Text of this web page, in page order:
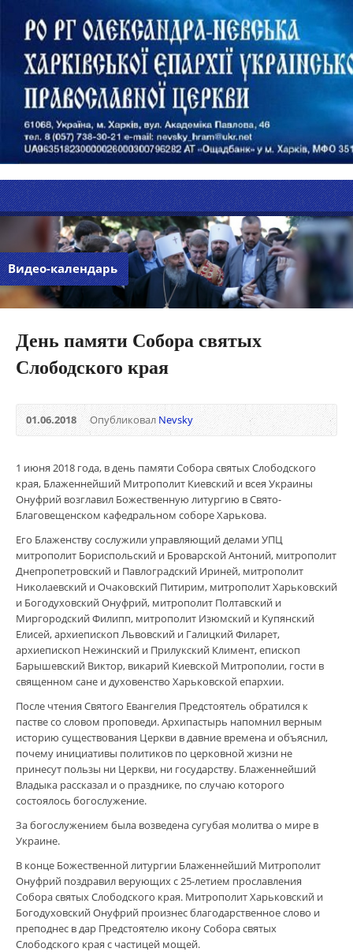
Видео-календарь
День памяти Собора святых
Слободского края
01.06.2018 ОпубликовалNevsky
1 июня 2018 года, в день памяти Собора святых Слободского
края, Блаженнейший Митрополит Киевский и всея Украины
Онуфрий возглавил Божественную литургию в Свято-
Благовещенском кафедральном соборе Харькова.
Его Блаженству сослужили управляющий делами УПЦ
митрополит Бориспольский и Броварской Антоний, митрополит
Днепропетровский и Павлоградский Ириней, митрополит
Николаевский и Очаковский Питирим, митрополит Харьковский
и Богодуховский Онуфрий, митрополит Полтавский и
Миргородский Филипп, митрополит Изюмский и Купянский
Елисей, архиепископ Львовский и Галицкий Филарет,
архиепископ Нежинский и Прилукский Климент, епископ
Барышевский Виктор, викарий Киевской Митрополии, гости в
священном сане и духовенство Харьковской епархии.
После чтения Святого Евангелия Предстоятель обратился к
пастве со словом проповеди. Архипастырь напомнил верным
историю существования Церкви в давние времена и объяснил,
почему инициативы политиков по церковной жизни не
принесут пользы ни Церкви, ни государству. Блаженнейший
Владыка рассказал и о празднике, по случаю которого
состоялось богослужение.
За богослужением была возведена сугубая молитва о мире в
Украине.
В конце Божественной литургии Блаженнейший Митрополит
Онуфрий поздравил верующих с 25-летием прославления
Собора святых Слободского края. Митрополит Харьковский и
Богодуховский Онуфрий произнес благодарственное слово и
преподнес в дар Предстоятелю икону Собора святых
Слободского края с частицей мощей.